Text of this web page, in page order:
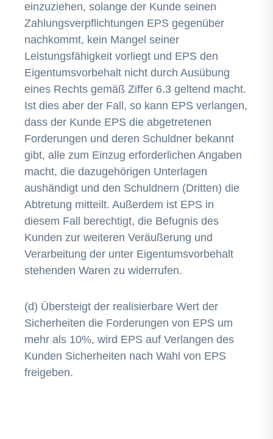
einzuziehen, solange der Kunde seinen
Zahlungsverpflichtungen EPS gegenüber
nachkommt, kein Mangel seiner
Leistungsfähigkeit vorliegt und EPS den
Eigentumsvorbehalt nicht durch Ausübung
eines Rechts gemäß Ziffer 6.3 geltend macht.
Ist dies aber der Fall, so kann EPS verlangen,
dass der Kunde EPS die abgetretenen
Forderungen und deren Schuldner bekannt
gibt, alle zum Einzug erforderlichen Angaben
macht, die dazugehörigen Unterlagen
aushändigt und den Schuldnern (Dritten) die
Abtretung mitteilt. Außerdem ist EPS in
diesem Fall berechtigt, die Befugnis des
Kunden zur weiteren Veräußerung und
Verarbeitung der unter Eigentumsvorbehalt
stehenden Waren zu widerrufen.
(d) Übersteigt der realisierbare Wert der
Sicherheiten die Forderungen von EPS um
mehr als 10%, wird EPS auf Verlangen des
Kunden Sicherheiten nach Wahl von EPS
freigeben.